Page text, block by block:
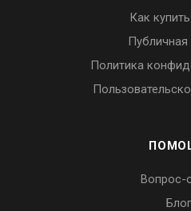
Как
Публичная
Политика
Вопрос-
Блог